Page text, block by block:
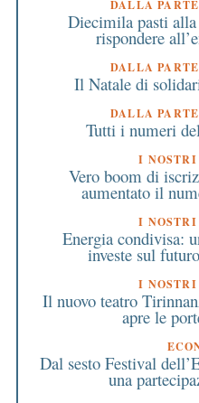
DALLA
Diecimila pasti
rispondere
DALLA
Il Natale di
DALLA
Tutti i numeri
I NOSTRI
Vero boom di
aumentato il
I NOSTRI
Energia condivisa:
investe sul
I NOSTRI
Il nuovo teatro
apre le
Dal sesto Festival
una